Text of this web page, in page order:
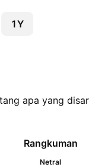
1Y
apa yang
Rangkuman
Netral